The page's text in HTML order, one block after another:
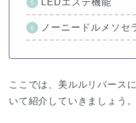
LEDエステ機能
ノーニードルメソセ
ここでは、美ルルリバース
いて紹介していきましょう。